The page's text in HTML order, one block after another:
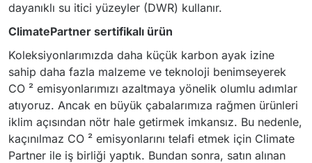
dayanıklı su itici yüzeyler (DWR) kullanır.
ClimatePartner sertifikalı ürün
Koleksiyonlarımızda daha küçük karbon ayak izine
sahip daha fazla malzeme ve teknoloji benimseyerek
CO ² emisyonlarımızı azaltmaya yönelik olumlu adımlar
atıyoruz. Ancak en büyük çabalarımıza rağmen ürünleri
iklim açısından nötr hale getirmek imkansız. Bu nedenle,
kaçınılmaz CO ² emisyonlarını telafi etmek için Climate
Partner ile iş birliği yaptık. Bundan sonra, satın alınan